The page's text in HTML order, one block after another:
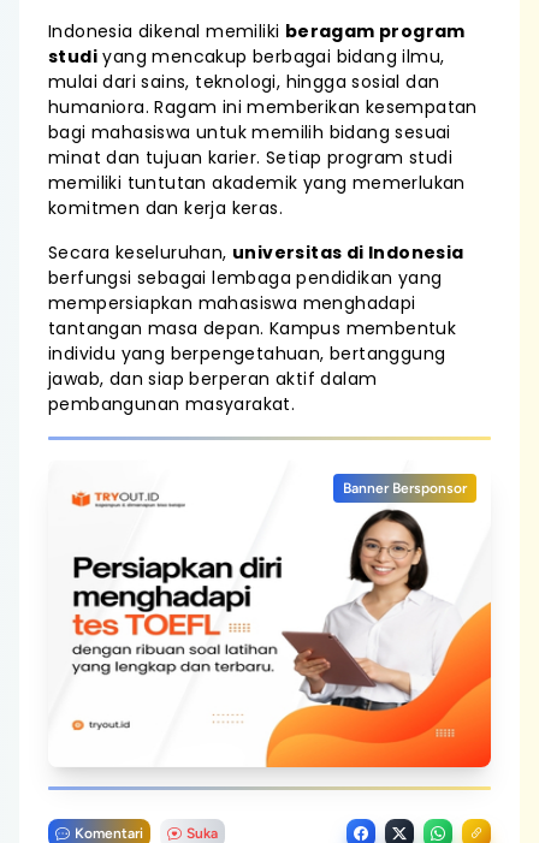
Indonesia dikenal memiliki beragam program
studi yang mencakup berbagai bidang ilmu,
mulai dari sains, teknologi, hingga sosial dan
humaniora. Ragam ini memberikan kesempatan
bagi mahasiswa untuk memilih bidang sesuai
minat dan tujuan karier. Setiap program studi
memiliki tuntutan akademik yang memerlukan
komitmen dan kerja keras.
Secara keseluruhan, universitas di Indonesia
berfungsi sebagai lembaga pendidikan yang
mempersiapkan mahasiswa menghadapi
tantangan masa depan. Kampus membentuk
individu yang berpengetahuan, bertanggung
jawab, dan siap berperan aktif dalam
pembangunan masyarakat.
Banner Bersponsor
Komentari Suka